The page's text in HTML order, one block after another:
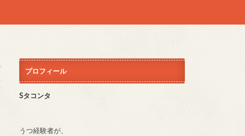
プロフィール
Sタコンタ
うつ経験者が、